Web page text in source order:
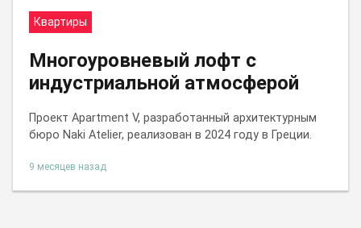
Квартиры
Многоуровневый лофт с
индустриальной атмосферой
Проект Apartment V, разработанный архитектурным
бюро Naki Atelier, реализован в 2024 году в Греции.
9 месяцев назад